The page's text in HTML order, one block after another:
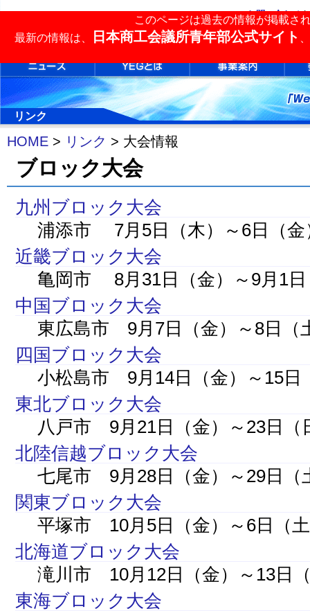
このページは過去の情報が掲載さ
最新の情報は、
日本商工会議所青年部公式サイト
お問い合わせ|
単会検索
HOME > リンク > 大会情報
リンク
ブロック大会
九州ブロック大会
浦添市 7月5日（木）～6日（金
近畿ブロック大会
亀岡市 8月31日（金）～9月1日
中国ブロック大会
東広島市 9月7日（金）～8日（
四国ブロック大会
小松島市 9月14日（金）～15日
東北ブロック大会
八戸市 9月21日（金）～23日（
北陸信越ブロック大会
七尾市 9月28日（金）～29日（
関東ブロック大会
平塚市 10月5日（金）～6日（
北海道ブロック大会
滝川市 10月12日（金）～13日
東海ブロック大会